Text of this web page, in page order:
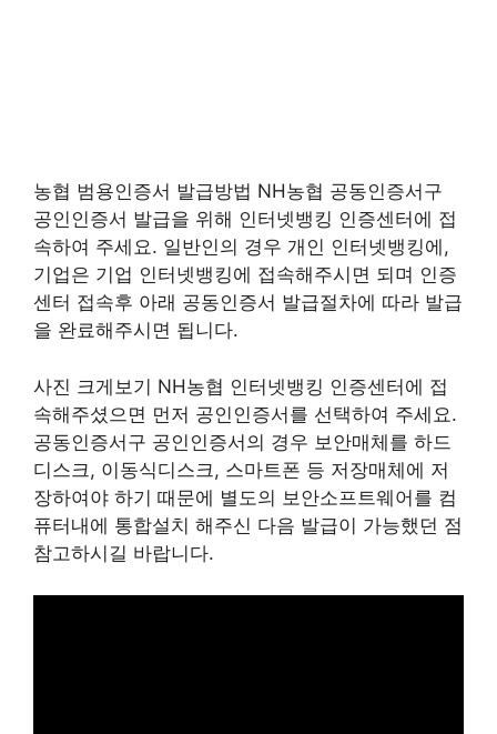
농협 범용인증서 발급방법 NH농협 공동인증서구
공인인증서 발급을 위해 인터넷뱅킹 인증센터에 접
속하여 주세요. 일반인의 경우 개인 인터넷뱅킹에,
기업은 기업 인터넷뱅킹에 접속해주시면 되며 인증
센터 접속후 아래 공동인증서 발급절차에 따라 발급
을 완료해주시면 됩니다.
사진 크게보기 NH농협 인터넷뱅킹 인증센터에 접
속해주셨으면 먼저 공인인증서를 선택하여 주세요.
공동인증서구 공인인증서의 경우 보안매체를 하드
디스크, 이동식디스크, 스마트폰 등 저장매체에 저
장하여야 하기 때문에 별도의 보안소프트웨어를 컴
퓨터내에 통합설치 해주신 다음 발급이 가능했던 점
참고하시길 바랍니다.